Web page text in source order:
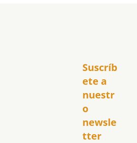
Suscríb
ete a
nuestr
o
newsle
tter